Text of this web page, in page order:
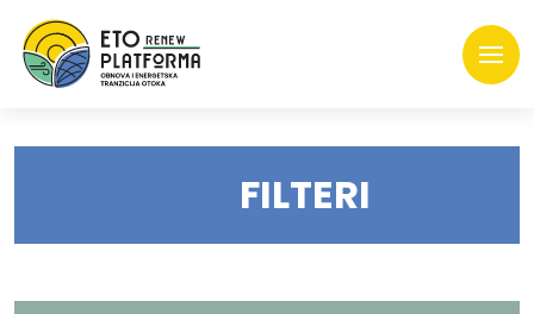
FILTERI